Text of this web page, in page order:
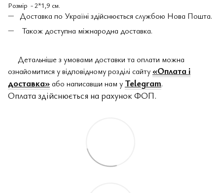
Розмір - 2*1,9 см.
Доставка по Україні здійснюється службою Нова Пошта.
Також доступна міжнародна доставка.
Детальніше з умовами доставки та оплати можна
ознайомитися у відповідному розділі сайту«Оплата і
доставка»або написавши нам у Telegram.
Оплата здійснюється на рахунок ФОП.